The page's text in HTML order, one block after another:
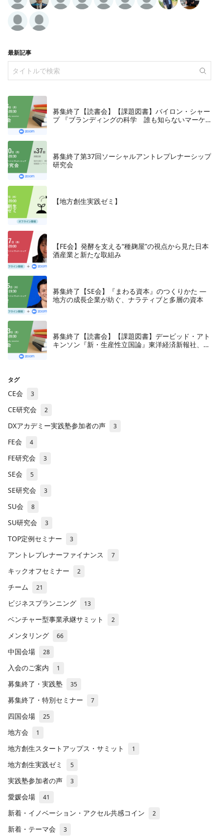
最新記事
募集終了【読書会】【課題図書】バイロン・シャー
プ 『ブランディングの科学 誰も知らないマーケ
募集終了第37回ソーシャルアントレプレナーシップ
研究会
【地方創生実践ゼミ】
【FE会】発酵を支える“種麹屋”の視点から見た日本
酒産業と新たな取組み
募集終了【SE会】『まわる資本』のつくりかた —
地方の成長企業が紡ぐ、ナラティブと多層の資本
募集終了【読書会】【課題図書】デービッド・アト
キンソン『新・生産性立国論』東洋経済新報社、
タグ
CE会 3
CE研究会 2
DXアカデミー実践塾参加者の声 3
FE会 4
FE研究会 3
SE会 5
SE研究会 3
SU会 8
SU研究会 3
TOP定例セミナー 3
アントレプレナーファイナンス 7
キックオフセミナー 2
チーム 21
ビジネスプランニング 13
ベンチャー型事業承継サミット 2
メンタリング 66
中国会場 28
入会のご案内 1
募集終了・実践塾 35
募集終了・特別セミナー 7
四国会場 25
地方会 1
地方創生スタートアップス・サミット 1
地方創生実践ゼミ 5
実践塾参加者の声 3
愛媛会場 41
新着・イノベーション・アクセル共感コイン 2
新着・テーマ会 3